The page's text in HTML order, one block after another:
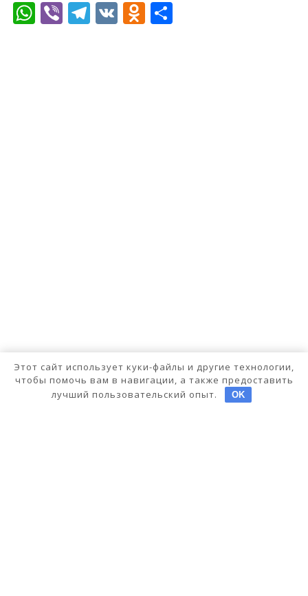
WhatsApp
ViberTelegram
VKOdnoklassniki
Этот сайт использует куки-файлы и другие технологии,
чтобы помочь вам в навигации, а также предоставить
лучший пользовательский опыт.
OK